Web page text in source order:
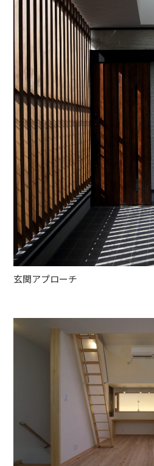
玄関アプローチ